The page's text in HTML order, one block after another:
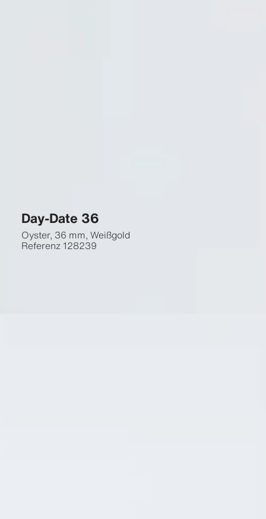
Day-Date 36
Oyster, 36 mm, Weißgold
Referenz128239